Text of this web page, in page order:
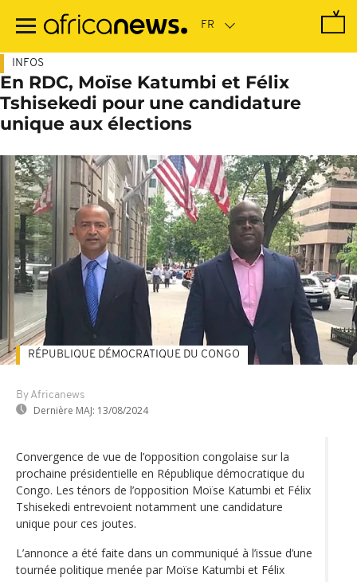
contenu
INFOS
En RDC, Moïse Katumbi et Félix
Tshisekedi pour une candidature
unique aux élections
By Africanews
Dernière MAJ: 13/08/2024
RÉPUBLIQUE DÉMOCRATIQUE DU CONGO
Convergence de vue de l’opposition congolaise sur la
prochaine présidentielle en République démocratique du
Congo. Les ténors de l’opposition Moïse Katumbi et Félix
Tshisekedi entrevoient notamment une candidature
unique pour ces joutes.
L’annonce a été faite dans un communiqué à l’issue d’une
tournée politique menée par Moïse Katumbi et Félix